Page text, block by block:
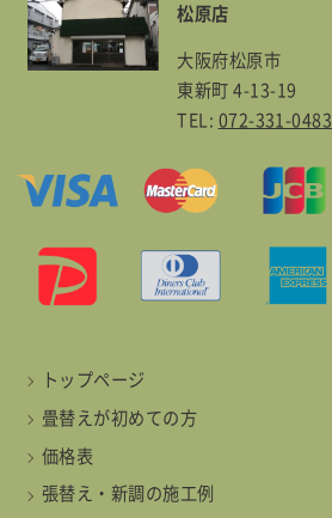
松原店
大阪府松原市
東新町 4-13-19
TEL: 072-331-0483
トップページ
畳替えが初めての方
価格表
張替え・新調の施工例